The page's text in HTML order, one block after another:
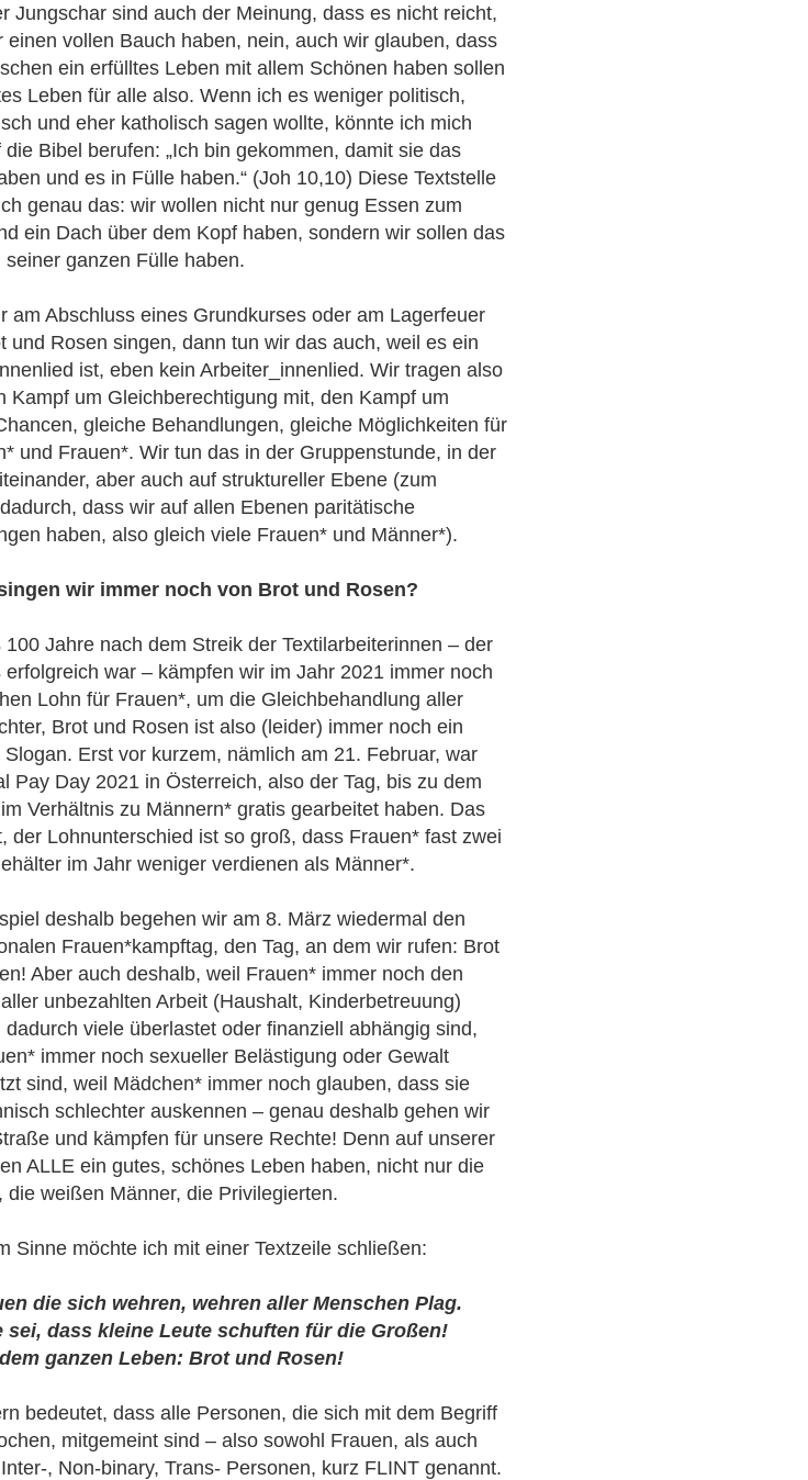
Jungschar sind auch der Meinung, dass es nicht reicht,
einen vollen Bauch haben, nein, auch wir glauben, dass
ein erfülltes Leben mit allem Schönen haben sollen
Leben für alle also. Wenn ich es weniger politisch,
und eher katholisch sagen wollte, könnte ich mich
die Bibel berufen: „Ich bin gekommen, damit sie das
und es in Fülle haben.“ (Joh 10,10) Diese Textstelle
genau das: wir wollen nicht nur genug Essen zum
ein Dach über dem Kopf haben, sondern wir sollen das
seiner ganzen Fülle haben.
am Abschluss eines Grundkurses oder am Lagerfeuer
und Rosen singen, dann tun wir das auch, weil es ein
ist, eben kein Arbeiter_innenlied. Wir tragen also
Kampf um Gleichberechtigung mit, den Kampf um
gleiche Behandlungen, gleiche Möglichkeiten für
und Frauen*. Wir tun das in der Gruppenstunde, in der
aber auch auf struktureller Ebene (zum
dass wir auf allen Ebenen paritätische
haben, also gleich viele Frauen* und Männer*).
wir immer noch von Brot und Rosen?
100 Jahre nach dem Streik der Textilarbeiterinnen – der
erfolgreich war – kämpfen wir im Jahr 2021 immer noch
Lohn für Frauen*, um die Gleichbehandlung aller
Brot und Rosen ist also (leider) immer noch ein
Slogan. Erst vor kurzem, nämlich am 21. Februar, war
Pay Day 2021 in Österreich, also der Tag, bis zu dem
Verhältnis zu Männern* gratis gearbeitet haben. Das
der Lohnunterschied ist so groß, dass Frauen* fast zwei
im Jahr weniger verdienen als Männer*.
deshalb begehen wir am 8. März wiedermal den
Frauen*kampftag, den Tag, an dem wir rufen: Brot
Aber auch deshalb, weil Frauen* immer noch den
unbezahlten Arbeit (Haushalt, Kinderbetreuung)
dadurch viele überlastet oder finanziell abhängig sind,
immer noch sexueller Belästigung oder Gewalt
sind, weil Mädchen* immer noch glauben, dass sie
schlechter auskennen – genau deshalb gehen wir
und kämpfen für unsere Rechte! Denn auf unserer
ALLE ein gutes, schönes Leben haben, nicht nur die
die weißen Männer, die Privilegierten.
Sinne möchte ich mit einer Textzeile schließen:
die sich wehren, wehren aller Menschen Plag.
sei, dass kleine Leute schuften für die Großen!
ganzen Leben: Brot und Rosen!
bedeutet, dass alle Personen, die sich mit dem Begriff
mitgemeint sind – also sowohl Frauen, als auch
, Non-binary, Trans- Personen, kurz FLINT genannt.